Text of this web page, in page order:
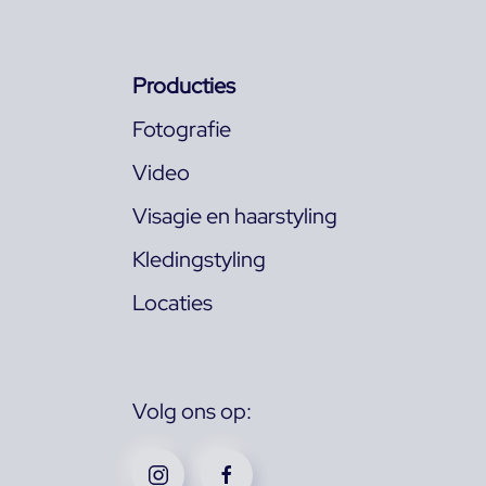
Producties
Fotografie
Video
Visagie en haarstyling
Kledingstyling
Locaties
Volg ons op: